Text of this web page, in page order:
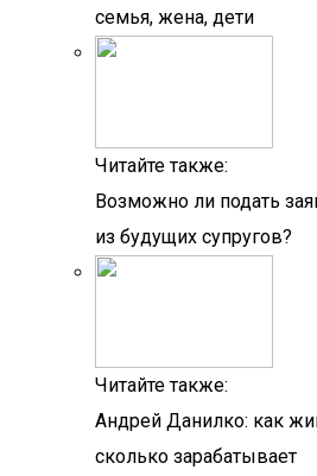
семья, жена, дети
Читайте также:
Возможно ли подать
из будущих супругов?
Читайте также:
Андрей Данилко: как
сколько зарабатывает